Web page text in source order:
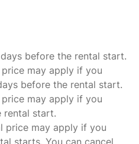
E
et beau rendu du bokeh
au point réduite pour les
contenu
before the rental start.
may apply if you
before the rental start.
may apply if you
rental start.
price may apply if you
starts. You can cancel